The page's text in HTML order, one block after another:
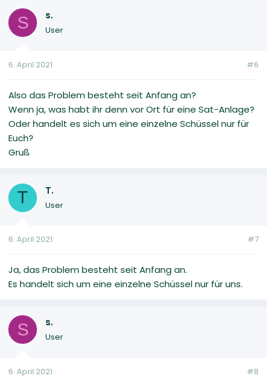
S s.
User
6. April 2021 #6
Also das Problem besteht seit Anfang an?
Wenn ja, was habt ihr denn vor Ort für eine Sat-Anlage?
Oder handelt es sich um eine einzelne Schüssel nur für
Euch?
Gruß
T T.
User
6. April 2021 #7
Ja, das Problem besteht seit Anfang an.
Es handelt sich um eine einzelne Schüssel nur für uns.
S s.
User
6. April 2021 #8